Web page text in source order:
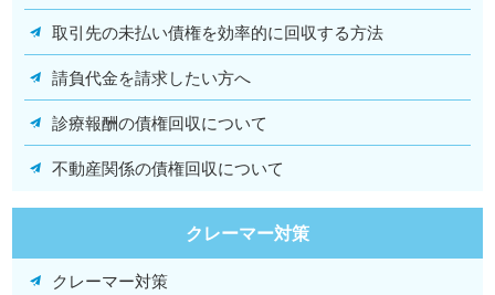
取引先の未払い債権を効率的に回収する方法
請負代金を請求したい方へ
診療報酬の債権回収について
不動産関係の債権回収について
クレーマー対策
クレーマー対策